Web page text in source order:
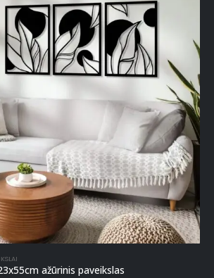
ažūrinis paveikslas